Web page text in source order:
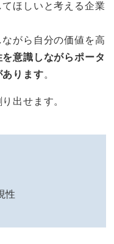
ほしいと考える企業
がら自分の価値を高
を意識しながらポータ
ります。
り出せます。
性